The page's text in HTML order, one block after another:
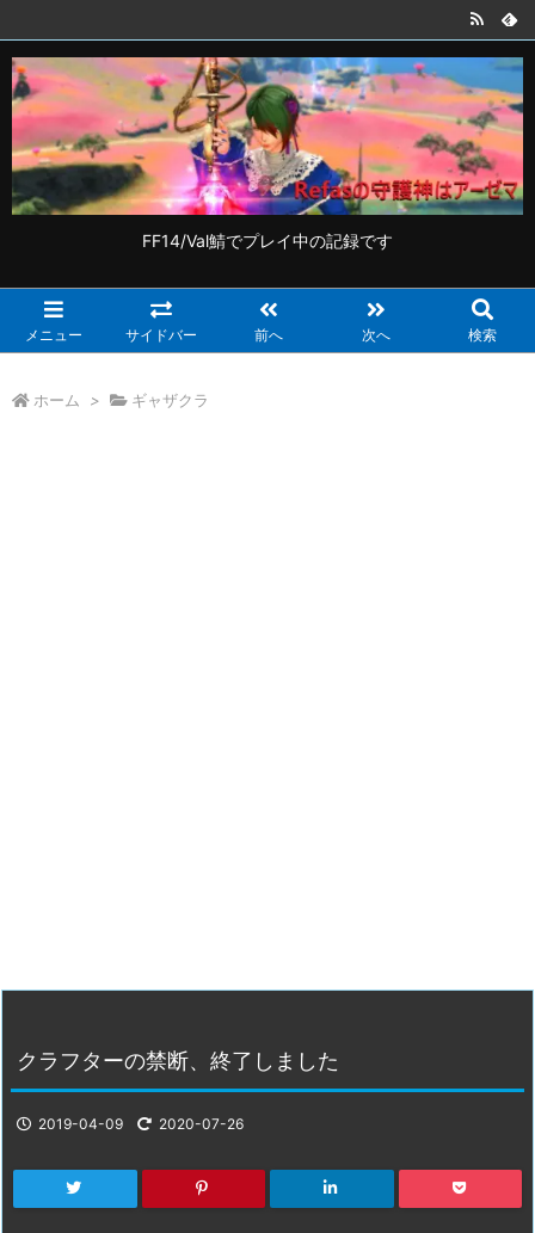
FF14/Val鯖でプレイ中の記録です
メニュー サイドバー 前へ 次へ 検索
ホーム > ギャザクラ
クラフターの禁断、終了しました
2019-04-09 2020-07-26